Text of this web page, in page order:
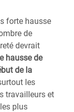
énormes
souvent
et les
ont
ont
de
% par rapport
de
depuis 1980,
dans
ont remis à
la crise
forte hausse
de
devrait
hausse de
de la
les
travailleurs et
plus